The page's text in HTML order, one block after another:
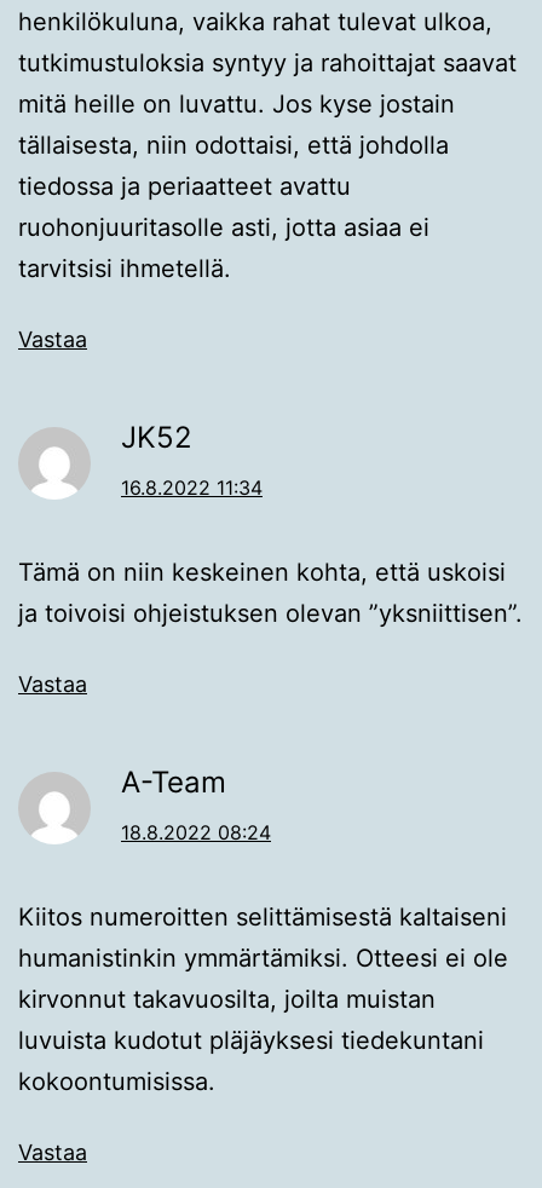
henkilökuluna, vaikka rahat tulevat ulkoa,
tutkimustuloksia syntyy ja rahoittajat saavat
mitä heille on luvattu. Jos kyse jostain
tällaisesta, niin odottaisi, että johdolla
tiedossa ja periaatteet avattu
ruohonjuuritasolle asti, jotta asiaa ei
tarvitsisi ihmetellä.
Vastaa
JK52
16.8.2022 11:34
Tämä on niin keskeinen kohta, että uskoisi
ja toivoisi ohjeistuksen olevan ”yksniittisen”.
Vastaa
A-Team
18.8.2022 08:24
Kiitos numeroitten selittämisestä kaltaiseni
humanistinkin ymmärtämiksi. Otteesi ei ole
kirvonnut takavuosilta, joilta muistan
luvuista kudotut pläjäyksesi tiedekuntani
kokoontumisissa.
Vastaa